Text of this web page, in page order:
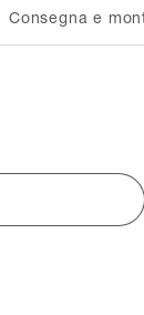
Consegna e